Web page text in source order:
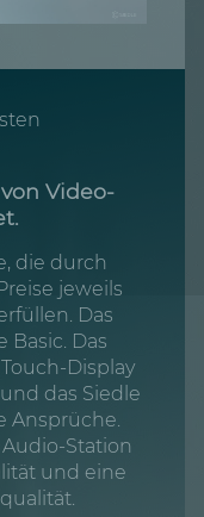
Video-
die durch
jeweils
Das
Basic. Das
Display
das Siedle
Ansprüche.
Station
und eine